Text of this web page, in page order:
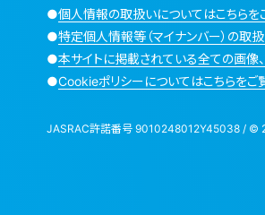
●個人情報の取扱いについてはこちらを
●特定個人情報等（マイナンバー）の取
●本サイトに掲載されている全ての画像
●Cookieポリシーについてはこちらをご
JASRAC許諾番号 9010248012Y45038 / ©